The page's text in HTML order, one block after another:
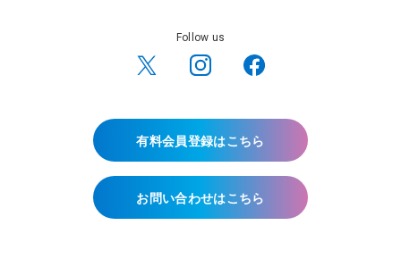
Follow us
有料会員登録はこちら
お問い合わせはこちら